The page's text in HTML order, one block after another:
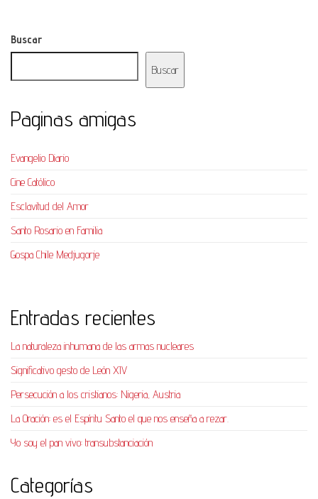
Buscar
Buscar
Paginas amigas
Evangelio Diario
Cine Católico
Esclavitud del Amor
Santo Rosario en Familia
Gospa Chile Medjugorje
Entradas recientes
La naturaleza inhumana de las armas nucleares
Significativo gesto de León XIV
Persecución a los cristianos: Nigeria, Austria
La Oración: es el Espíritu Santo el que nos enseña a rezar.
Yo soy el pan vivo: transubstanciación
Categorías